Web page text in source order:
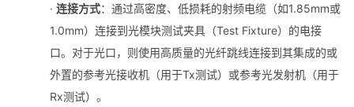
· 连接方式：通过高密度、低损耗的射频电缆（如1.85mm或
1.0mm）连接到光模块测试夹具（Test Fixture）的电接
口。对于光口，则使用高质量的光纤跳线连接到其集成的或
外置的参考光接收机（用于Tx测试）或参考光发射机（用于
Rx测试）。